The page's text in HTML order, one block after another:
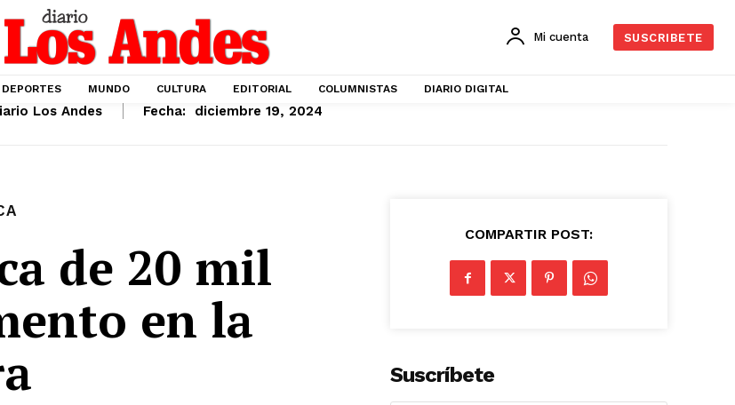
Mi cuenta SUSCRIBETE
DEPORTES MUNDO CULTURA EDITORIAL COLUMNISTAS DIARIO DIGITAL
Los Andes Fecha: diciembre 19, 2024
de 20 mil
en la
COMPARTIR POST:
Suscríbete